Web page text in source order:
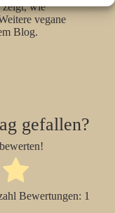
zeigt, wie
vegane
Blog.
gefallen?
Bewertungen: 1